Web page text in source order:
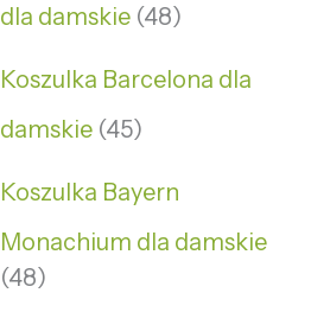
dla damskie 48
Koszulka Barcelona dla
damskie 45
Koszulka Bayern
Monachium dla damskie
48